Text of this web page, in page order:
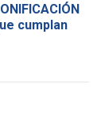
cumplan